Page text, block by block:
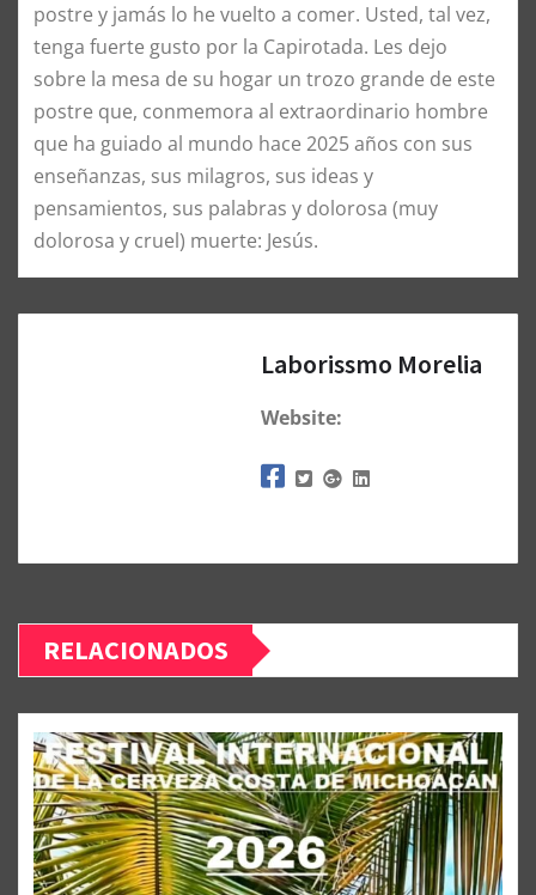
postre y jamás lo he vuelto a comer. Usted, tal vez,
tenga fuerte gusto por la Capirotada. Les dejo
sobre la mesa de su hogar un trozo grande de este
postre que, conmemora al extraordinario hombre
que ha guiado al mundo hace 2025 años con sus
enseñanzas, sus milagros, sus ideas y
pensamientos, sus palabras y dolorosa (muy
dolorosa y cruel) muerte: Jesús.
Laborissmo Morelia
Website:
RELACIONADOS